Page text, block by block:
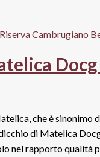
che è sinonimo
di Matelica
nel rapporto qualità